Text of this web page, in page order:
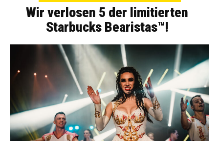
Wir verlosen 5 der limitierten
Starbucks Bearistas™!